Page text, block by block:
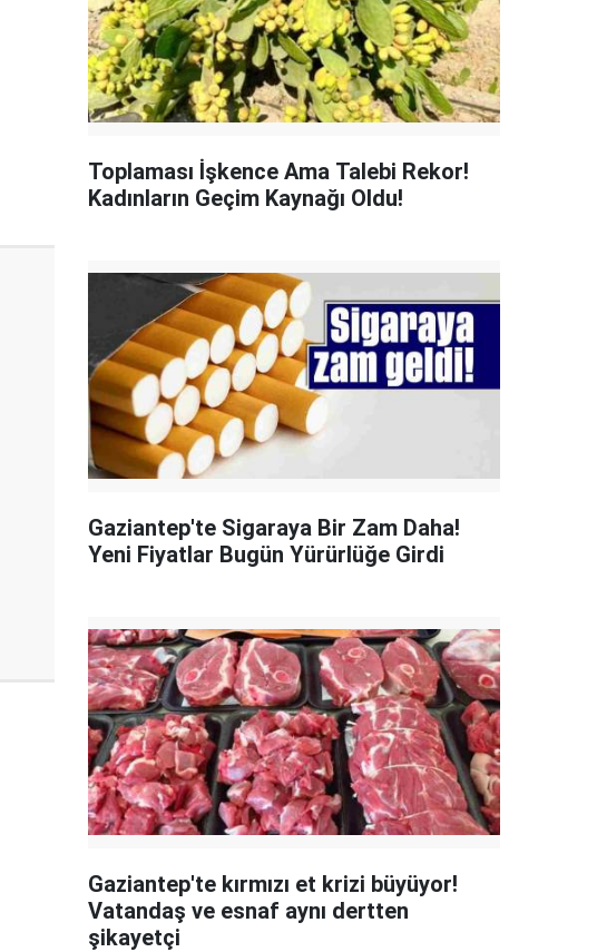
Toplaması İşkence Ama Talebi Rekor!
Kadınların Geçim Kaynağı Oldu!
Gaziantep'te Sigaraya Bir Zam Daha!
Yeni Fiyatlar Bugün Yürürlüğe Girdi
Gaziantep'te kırmızı et krizi büyüyor!
Vatandaş ve esnaf aynı dertten
şikayetçi